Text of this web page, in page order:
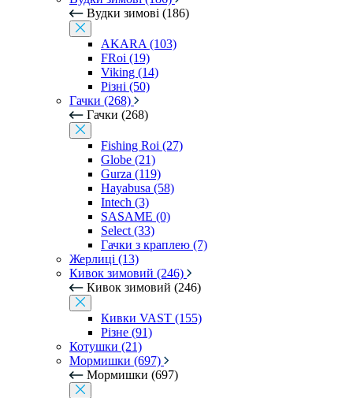
Вудки зимові (186)
AKARA (103)
FRoi (19)
Viking (14)
Різні (50)
Гачки (268)
Гачки (268)
Fishing Roi (27)
Globe (21)
Gurza (119)
Hayabusa (58)
Intech (3)
SASAME (0)
Select (33)
Гачки з краплею (7)
Жерлиці (13)
Кивок зимовий (246)
Кивок зимовий (246)
Кивки VAST (155)
Різне (91)
Котушки (21)
Мормишки (697)
Мормишки (697)